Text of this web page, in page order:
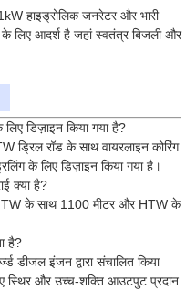
हाइड्रोलिक जनरेटर और भारी
लिए आदर्श है जहां स्वतंत्र बिजली और
डिज़ाइन किया गया है?
रॉड के साथ वायरलाइन कोरिंग
के लिए डिज़ाइन किया गया है।
क्या है?
के साथ 1100 मीटर और HTW के
है?
डीजल इंजन द्वारा संचालित किया
स्थिर और उच्च-शक्ति आउटपुट प्रदान